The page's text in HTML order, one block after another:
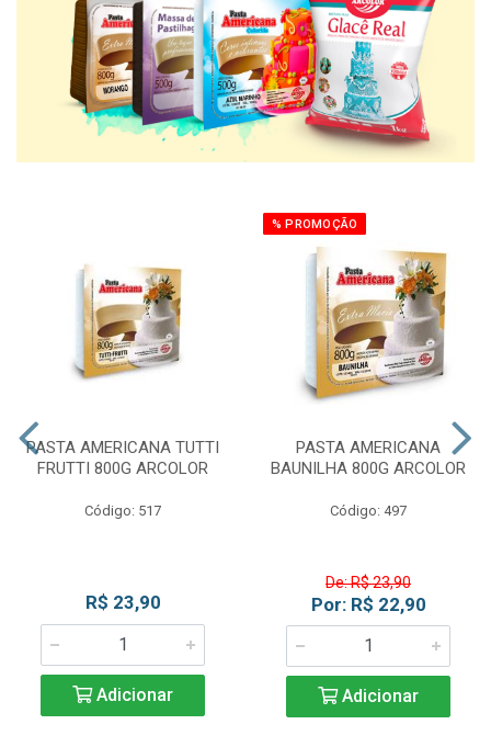
PASTA AMERICANA TUTTI
FRUTTI 800G ARCOLOR
Código: 517
R$ 23,90
Adicionar
% PROMOÇÃO
PASTA AMERICANA
BAUNILHA 800G ARCOLOR
Código: 497
De: R$ 23,90
Por: R$ 22,90
Adicionar